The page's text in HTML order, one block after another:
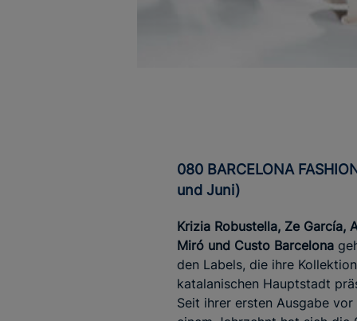
080 BARCELONA FASHION (Januar
und Juni)
Krizia Robustella, Ze García,
Miró und Custo Barcelona
den Labels, die ihre
katalanischen Hauptstadt
Seit ihrer ersten Ausgabe vor